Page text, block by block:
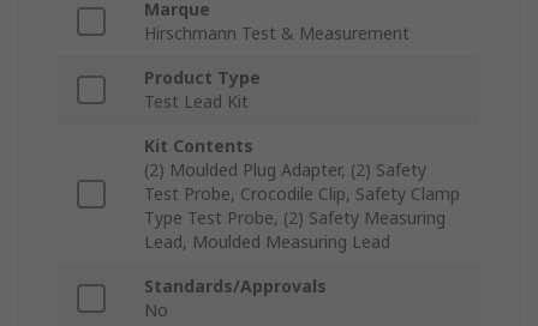
Marque
Hirschmann Test & Measurement
Product Type
Test Lead Kit
Kit Contents
(2) Moulded Plug Adapter, (2) Safety
Test Probe, Crocodile Clip, Safety Clamp
Type Test Probe, (2) Safety Measuring
Lead, Moulded Measuring Lead
Standards/Approvals
No